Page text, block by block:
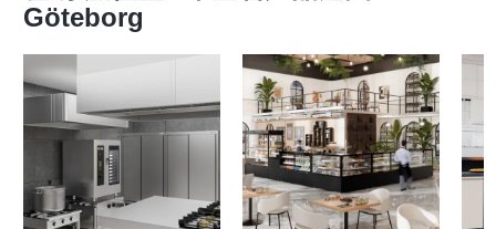
Göteborg